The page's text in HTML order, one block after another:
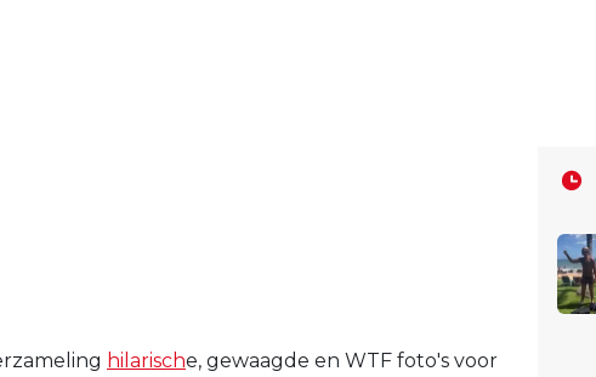
hilarische, gewaagde en WTF foto's voor